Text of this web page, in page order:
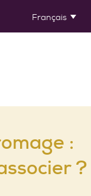
Français
:
?